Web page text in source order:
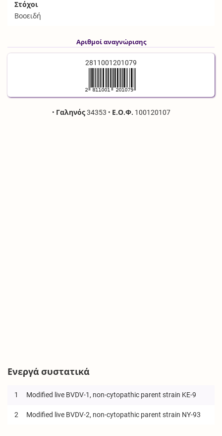
Στόχοι
Βοοειδή
Αριθμοί αναγνώρισης
2811001201079
• Γαληνός34353 • Ε.Ο.Φ. 100120107
Ενεργά συστατικά
1 Modified live BVDV-1, non-cytopathic parent strain KE-9
2 Modified live BVDV-2, non-cytopathic parent strain NY-93